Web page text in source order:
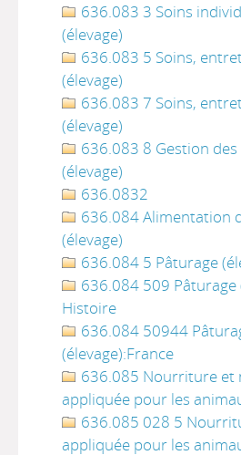
636.083 3 Soins
(élevage)
636.083 5 Soins,
(élevage)
636.083 7 Soins,
(élevage)
636.083 8 Gestion
(élevage)
636.0832
636.084 Alimentation
(élevage)
636.084 5 Pâturage
636.084 509 Pâturage
Histoire
636.084 50944
(élevage):France
636.085 Nourriture et
appliquée pour les
636.085 028 5
appliquée pour les